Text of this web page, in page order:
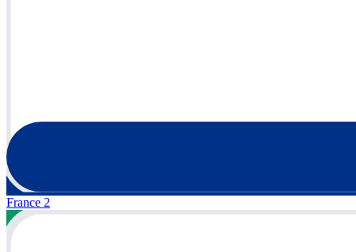
France 2